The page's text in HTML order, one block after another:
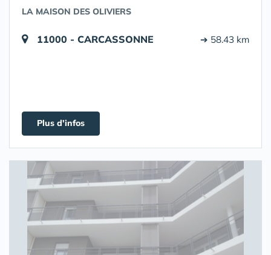
LA MAISON DES OLIVIERS
11000 - CARCASSONNE ➔ 58.43 km
Plus d'infos